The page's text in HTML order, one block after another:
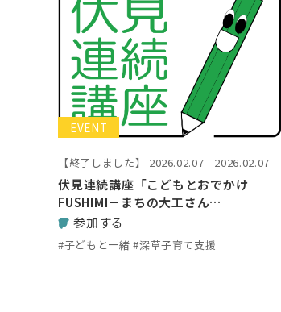
EVENT
【終了しました】 2026.02.07 - 2026.02.07
伏見連続講座「こどもとおでかけ
FUSHIMI－まちの大工さん…
参加する
#子どもと一緒 #深草子育て支援